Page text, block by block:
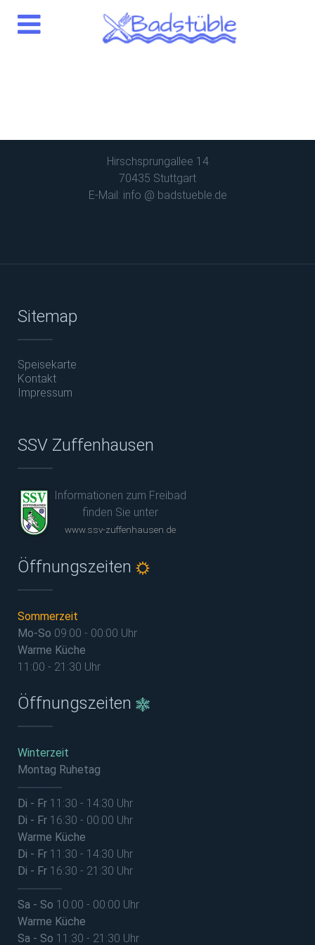
Hirschsprungallee 14
70435 Stuttgart
E-Mail: info @ badstueble.de
Sitemap
Speisekarte
Kontakt
Impressum
SSV Zuffenhausen
Informationen zum Freibad
finden Sie unter
www.ssv-zuffenhausen.de
Öffnungszeiten
Sommerzeit
Mo-So 09:00 - 00:00 Uhr
Warme Küche
11:00 - 21:30 Uhr
Öffnungszeiten
Winterzeit
Montag Ruhetag
Di - Fr 11:30 - 14:30 Uhr
Di - Fr 16:30 - 00:00 Uhr
Warme Küche
Di - Fr 11:30 - 14:30 Uhr
Di - Fr 16:30 - 21:30 Uhr
Sa - So 10:00 - 00:00 Uhr
Warme Küche
Sa - So 11:30 - 21:30 Uhr